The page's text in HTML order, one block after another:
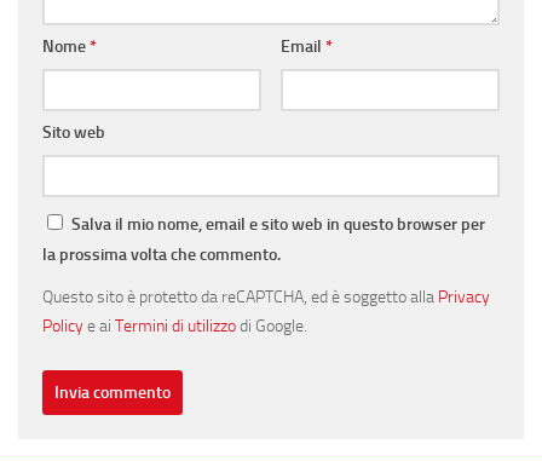
Nome* Email *
Sito web
Salva il mio nome, email e sito web in questo browser per
la prossima volta che commento.
Questo sito è protetto da reCAPTCHA, ed è soggetto alla Privacy
Policye ai Termini di utilizzodi Google.